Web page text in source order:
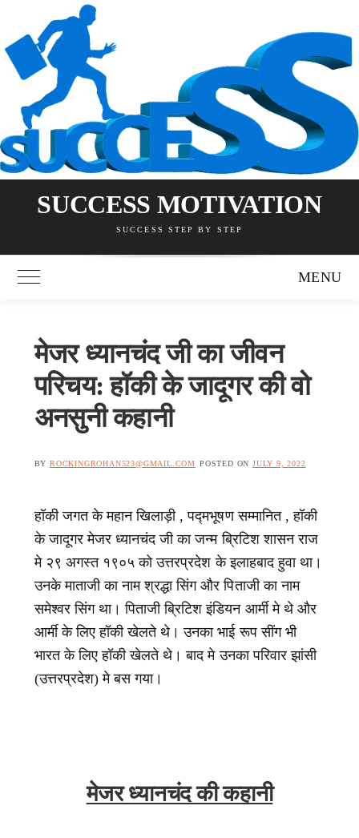
content
SUCCESS MOTIVATION
SUCCESS STEP BY STEP
Toggle Main Menu MENU
मेजर ध्यानचंद जी का जीवन
परिचय: हॉकी के जादूगर की वो
अनसुनी कहानी
BY ROCKINGROHAN523@GMAIL.COM POSTED ON JULY 9, 2022
हॉकी जगत के महान खिलाड़ी , पद्मभूषण सम्मानित , हॉकी
के जादूगर मेजर ध्यानचंद जी का जन्म ब्रिटिश शासन राज
मे २९ अगस्त १९०५ को उत्तरप्रदेश के इलाहबाद हुवा था।
उनके माताजी का नाम श्रद्धा सिंग और पिताजी का नाम
समेश्वर सिंग था। पिताजी ब्रिटिश इंडियन आर्मी मे थे और
आर्मी के लिए हॉकी खेलते थे। उनका भाई रूप सींग भी
भारत के लिए हॉकी खेलते थे। बाद मे उनका परिवार झांसी
(उत्तरप्रदेश) मे बस गया।
मेजर ध्यानचंद की कहानी